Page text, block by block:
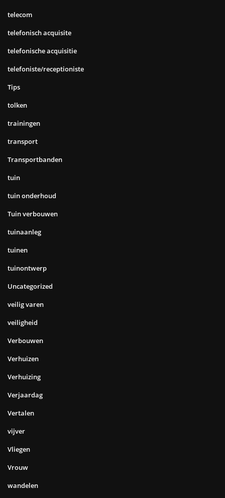
telecom
telefonisch acquisite
telefonische acquisitie
telefoniste/receptioniste
Tips
tolken
trainingen
transport
Transportbanden
tuin
tuin onderhoud
Tuin verbouwen
tuinaanleg
tuinen
tuinontwerp
Uncategorized
veilig varen
veiligheid
Verbouwen
Verhuizen
Verhuizing
Verjaardag
Vertalen
vijver
Vliegen
Vrouw
wandelen